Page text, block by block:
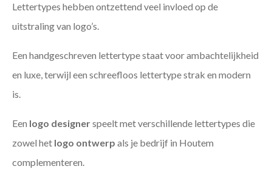
Lettertypes hebben ontzettend veel invloed op de
uitstraling van logo’s.
Een handgeschreven lettertype staat voor ambachtelijkheid
en luxe, terwijl een schreefloos lettertype strak en modern
is.
Een logo designerspeelt met verschillende lettertypes die
zowel het logo ontwerp als je bedrijf in Houtem
complementeren.